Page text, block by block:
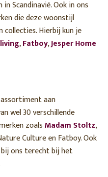
Scandinavië. Ook in ons
die deze woonstijl
collecties. Hierbij kun je
,Fatboy,Jesper Home
aan
wel 30 verschillende
zoalsMadam Stoltz,
Culture en Fatboy. Ook
ons terecht bij het